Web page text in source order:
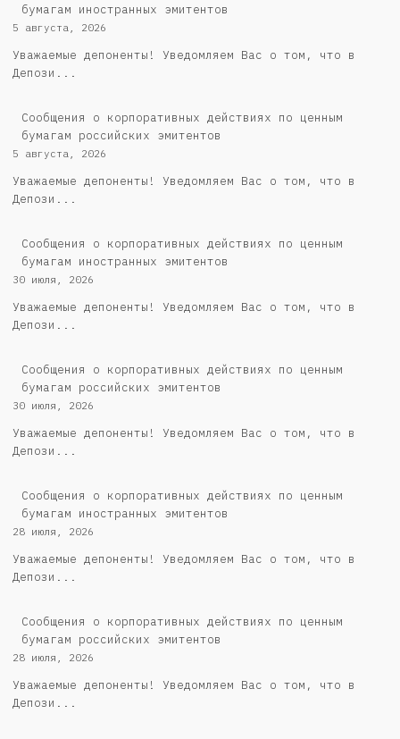
бумагам иностранных эмитентов
5 августа, 2026
Уважаемые депоненты! Уведомляем Вас о том, что в
Депози...
Cообщения о корпоративных действиях по ценным
бумагам российских эмитентов
5 августа, 2026
Уважаемые депоненты! Уведомляем Вас о том, что в
Депози...
Сообщения о корпоративных действиях по ценным
бумагам иностранных эмитентов
30 июля, 2026
Уважаемые депоненты! Уведомляем Вас о том, что в
Депози...
Cообщения о корпоративных действиях по ценным
бумагам российских эмитентов
30 июля, 2026
Уважаемые депоненты! Уведомляем Вас о том, что в
Депози...
Сообщения о корпоративных действиях по ценным
бумагам иностранных эмитентов
28 июля, 2026
Уважаемые депоненты! Уведомляем Вас о том, что в
Депози...
Cообщения о корпоративных действиях по ценным
бумагам российских эмитентов
28 июля, 2026
Уважаемые депоненты! Уведомляем Вас о том, что в
Депози...